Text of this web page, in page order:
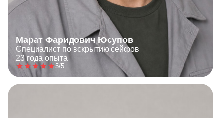
Марат Фаридович Юсупов
Специалист по вскрытию сейфов
23 года опыта
5/5